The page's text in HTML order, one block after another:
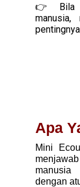
👉 Bila
Apa
Mini
manusia
dengan